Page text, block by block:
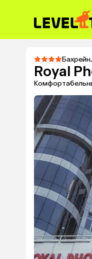
Бахрейн,
Royal